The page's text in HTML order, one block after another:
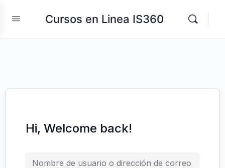
Cursos en Linea IS360
Hi, Welcome back!